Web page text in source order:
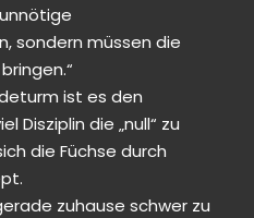
sondern müssen die
ist es den
Disziplin die „null“ zu
die Füchse durch
zuhause schwer zu